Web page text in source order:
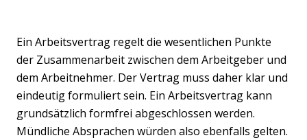
Ein Arbeitsvertrag regelt die wesentlichen Punkte
der Zusammenarbeit zwischen dem Arbeitgeber und
dem Arbeitnehmer. Der Vertrag muss daher klar und
eindeutig formuliert sein. Ein Arbeitsvertrag kann
grundsätzlich formfrei abgeschlossen werden.
Mündliche Absprachen würden also ebenfalls gelten.